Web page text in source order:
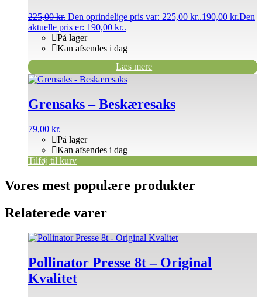
225,00kr. Den oprindelige pris var: 225,00 kr..190,00 kr.Den
aktuelle pris er: 190,00 kr..
På lager
Kan afsendes i dag
Læs mere
Grensaks – Beskæresaks
79,00 kr.
På lager
Kan afsendes i dag
Tilføj til kurv
Vores mest populære produkter
Relaterede varer
Pollinator Presse 8t – Original
Kvalitet